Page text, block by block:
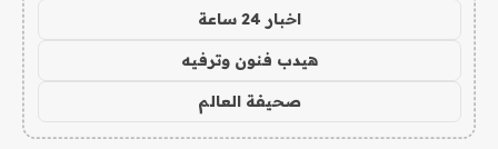
اخبار 24 ساعة
هيدب فنون وترفيه
صحيفة العالم